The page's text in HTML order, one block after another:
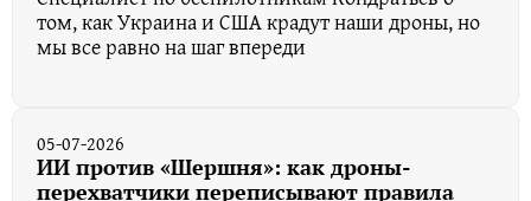
том, как Украина и США крадут наши дроны, но
мы все равно на шаг впереди
05-07-2026
ИИ против «Шершня»: как дроны-
перехватчики переписывают правила